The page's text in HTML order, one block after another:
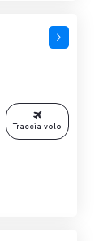
Traccia volo